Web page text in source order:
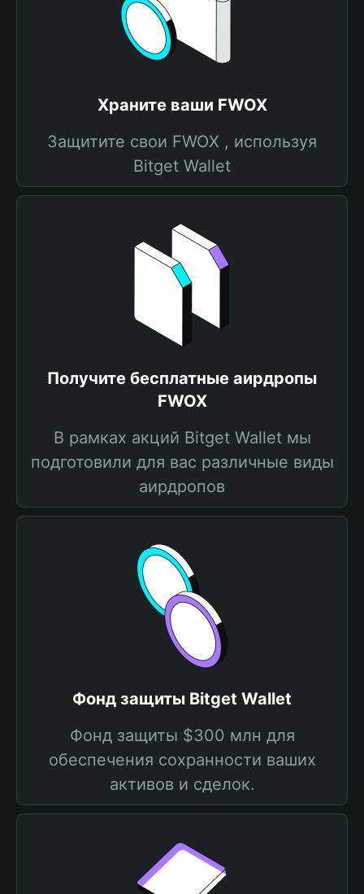
Храните ваши FWOX
Защитите свои FWOX , используя
Bitget Wallet
Получите бесплатные аирдропы
FWOX
В рамках акций Bitget Wallet мы
подготовили для вас различные виды
аирдропов
Фонд защиты Bitget Wallet
Фонд защиты $300 млн для
обеспечения сохранности ваших
активов и сделок.